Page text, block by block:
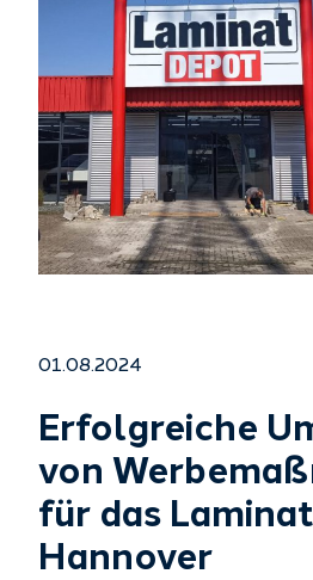
01.08.2024
Erfolgreiche
von
für das
Hannover